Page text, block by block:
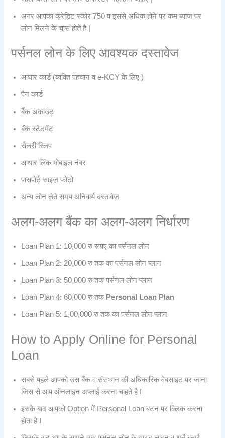
अगर आपका क्रेडिट स्कोर 750 व इससे अधिक होने पर कम ब्याज पर
लोन मिलने के चांस होते है |
पर्सनल लोन के लिए आवश्यक दस्तावेज
आधार कार्ड (व्यक्ति पहचान व e-KCY के लिए )
पैन कार्ड
बैंक अकाउंट
बैंक स्टेटमेंट
सैलरी स्लिप
आधार लिंक मोबाइल नंबर
पासपोर्ट साइज़ फोटो
अन्य लोन लेते समय अनिवार्य दस्तावेज
अलग-अलग बैंक का अलग-अलग निर्धारण
Loan Plan 1: 10,000 रु रूपए का पर्सनल लोन
Loan Plan 2: 20,000 रु तक का पर्सनल लोन प्लान
Loan Plan 3: 50,000 रु तक पर्सनल लोन प्लान
Loan Plan 4: 60,000 रु तक Personal Loan Plan
Loan Plan 5: 1,00,000 रु तक का पर्सनल लोन प्लान
How to Apply Online for Personal
Loan
सबसे पहले आपको उस बैंक व संसथान की अधिकारिक वेबसाइट पर जाना
जिस से आप ऑनलाइन अप्लाई करना चाहते है I
इसके बाद आपको Option में Personal Loan बटन पर क्लिक करना
होता है I